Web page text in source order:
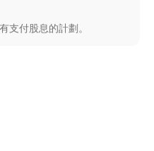
支付股息的計劃。